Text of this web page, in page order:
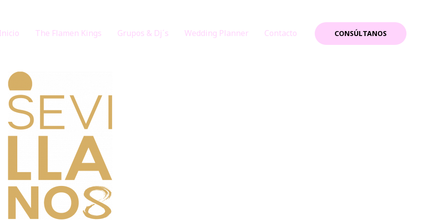
The Flamen Kings Grupos & Dj´s Wedding Planner Contacto CONSÚLTANOS